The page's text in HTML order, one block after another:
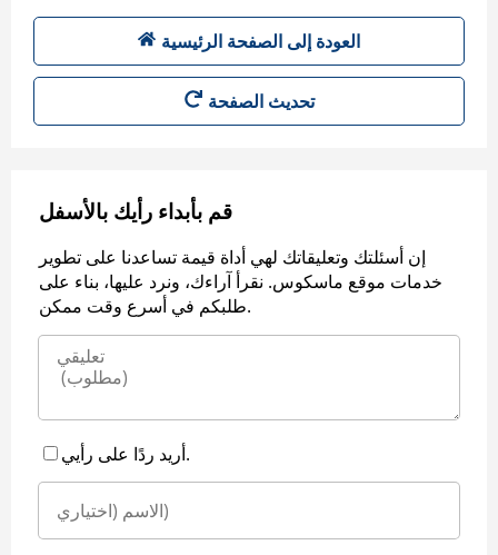
العودة إلى الصفحة الرئيسية
تحديث الصفحة
قم بأبداء رأيك بالأسفل
إن أسئلتك وتعليقاتك لهي أداة قيمة تساعدنا على تطوير
خدمات موقع ماسكوس. نقرأ آراءك، ونرد عليها، بناء على
طلبكم في أسرع وقت ممكن.
أريد ردًا على رأيي.